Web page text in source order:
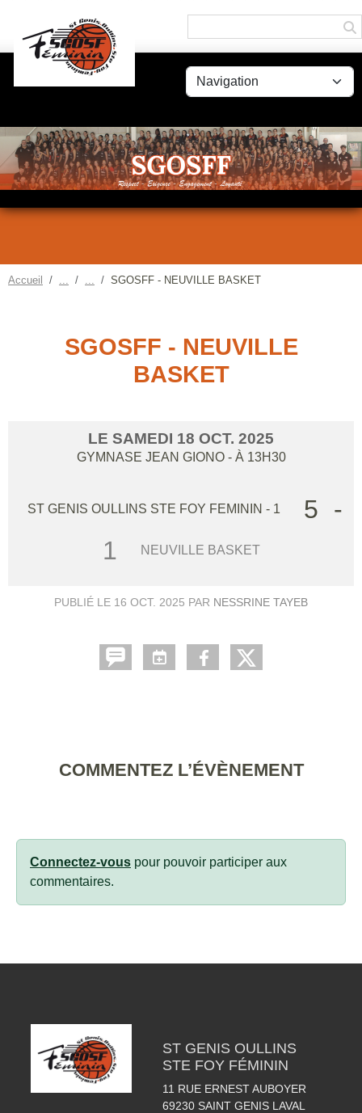
Accueil SGOSFF - NEUVILLE BASKET
SGOSFF - NEUVILLE
BASKET
LE SAMEDI 18 OCT. 2025
GYMNASE JEAN GIONO - À 13H30
ST GENIS OULLINS STE FOY FEMININ - 1 5 -
1
NEUVILLE BASKET
PUBLIÉ LE 16 OCT. 2025 PAR NESSRINE TAYEB
COMMENTEZ L’ÉVÈNEMENT
Connectez-vous pour pouvoir participer aux
commentaires.
ST GENIS OULLINS
STE FOY FÉMININ
11 RUE ERNEST AUBOYER
69230 SAINT GENIS LAVAL